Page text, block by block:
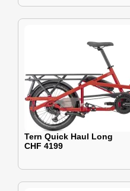
Tern Quick Haul Long
CHF 4199